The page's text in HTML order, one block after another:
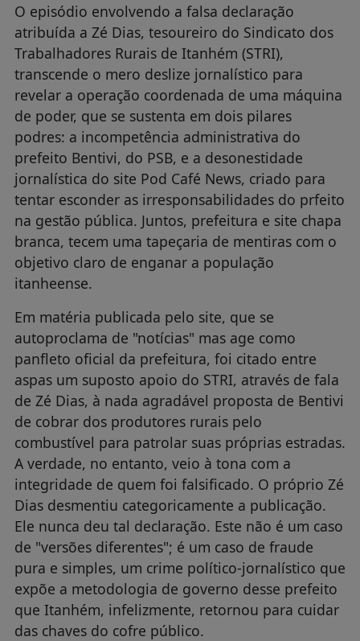
O episódio envolvendo a falsa declaração
atribuída a Zé Dias, tesoureiro do Sindicato dos
Trabalhadores Rurais de Itanhém (STRI),
transcende o mero deslize jornalístico para
revelar a operação coordenada de uma máquina
de poder, que se sustenta em dois pilares
podres: a incompetência administrativa do
prefeito Bentivi, do PSB, e a desonestidade
jornalística do site Pod Café News, criado para
tentar esconder as irresponsabilidades do prfeito
na gestão pública. Juntos, prefeitura e site chapa
branca, tecem uma tapeçaria de mentiras com o
objetivo claro de enganar a população
itanheense.
Em matéria publicada pelo site, que se
autoproclama de "notícias" mas age como
panfleto oficial da prefeitura, foi citado entre
aspas um suposto apoio do STRI, através de fala
de Zé Dias, à nada agradável proposta de Bentivi
de cobrar dos produtores rurais pelo
combustível para patrolar suas próprias estradas.
A verdade, no entanto, veio à tona com a
integridade de quem foi falsificado. O próprio Zé
Dias desmentiu categoricamente a publicação.
Ele nunca deu tal declaração. Este não é um caso
de "versões diferentes"; é um caso de fraude
pura e simples, um crime político-jornalístico que
expõe a metodologia de governo desse prefeito
que Itanhém, infelizmente, retornou para cuidar
das chaves do cofre público.